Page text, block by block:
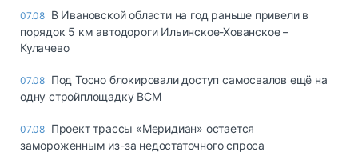
07.08 В Ивановской области на год раньше привели в
порядок 5 км автодороги Ильинское-Хованское –
Кулачево
07.08 Под Тосно блокировали доступ самосвалов ещё на
одну стройплощадку ВСМ
07.08 Проект трассы «Меридиан» остается
замороженным из-за недостаточного спроса